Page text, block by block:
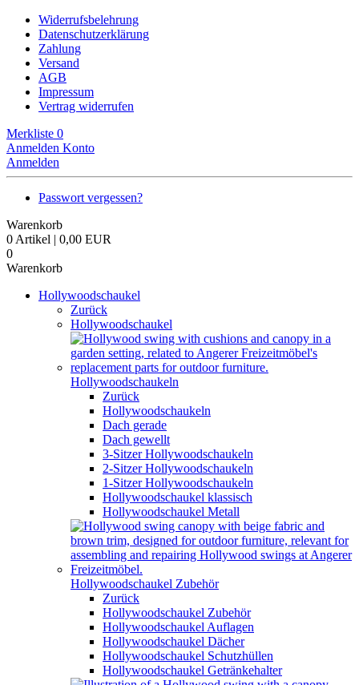
Widerrufsbelehrung
Datenschutzerklärung
Zahlung
Versand
AGB
Impressum
Vertrag widerrufen
Merkliste 0
Anmelden Konto
Anmelden
Passwort vergessen?
Warenkorb
0 Artikel | 0,00 EUR
0
Warenkorb
Hollywoodschaukel
Zurück
Hollywoodschaukel
Hollywoodschaukeln
Zurück
Hollywoodschaukeln
Dach gerade
Dach gewellt
3-Sitzer Hollywoodschaukeln
2-Sitzer Hollywoodschaukeln
1-Sitzer Hollywoodschaukeln
Hollywoodschaukel klassisch
Hollywoodschaukel Metall
Hollywoodschaukel Zubehör
Zurück
Hollywoodschaukel Zubehör
Hollywoodschaukel Auflagen
Hollywoodschaukel Dächer
Hollywoodschaukel Schutzhüllen
Hollywoodschaukel Getränkehalter